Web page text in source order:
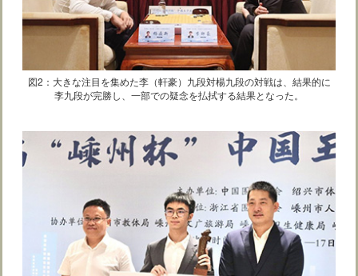
図2：大きな注目を集めた李（軒豪）九段対楊九段の対戦は、結果的に
李九段が完勝し、一部での疑念を払拭する結果となった。